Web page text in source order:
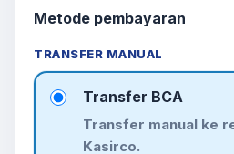
Metode pembayaran
TRANSFER MANUAL
Transfer BCA
Transfer manual ke
Kasirco.